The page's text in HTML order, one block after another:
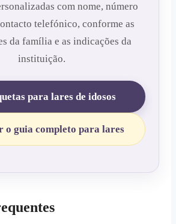
com nome, número
telefónico, conforme as
da família e as indicações da
instituição.
para lares de idosos
o guia completo para lares